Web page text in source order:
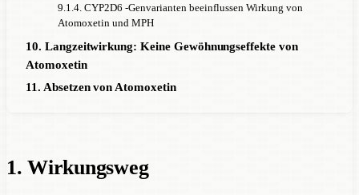
9.1.4. CYP2D6 -Genvarianten beeinflussen Wirkung von
Atomoxetin und MPH
10. Langzeitwirkung: Keine Gewöhnungseffekte von
Atomoxetin
11. Absetzen von Atomoxetin
1. Wirkungsweg